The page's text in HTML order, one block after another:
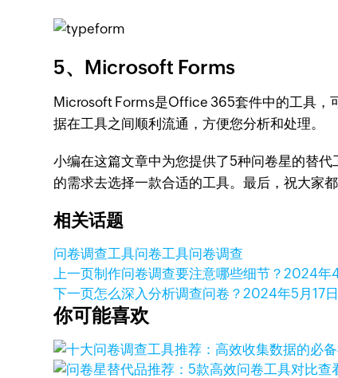
5、Microsoft Forms
Microsoft Forms是Office 365套件中的工具，
据在工具之间顺利流通，方便您分析和处理。
小编在这篇文章中为您提供了5种问卷星的替
的需求去选择一款合适的工具。最后，祝大家
相关话题
问卷调查工具问卷工具问卷调查
上一页制作问卷调查要注意哪些细节？2024年
下一页怎么深入分析调查问卷？2024年5月17
你可能喜欢
查